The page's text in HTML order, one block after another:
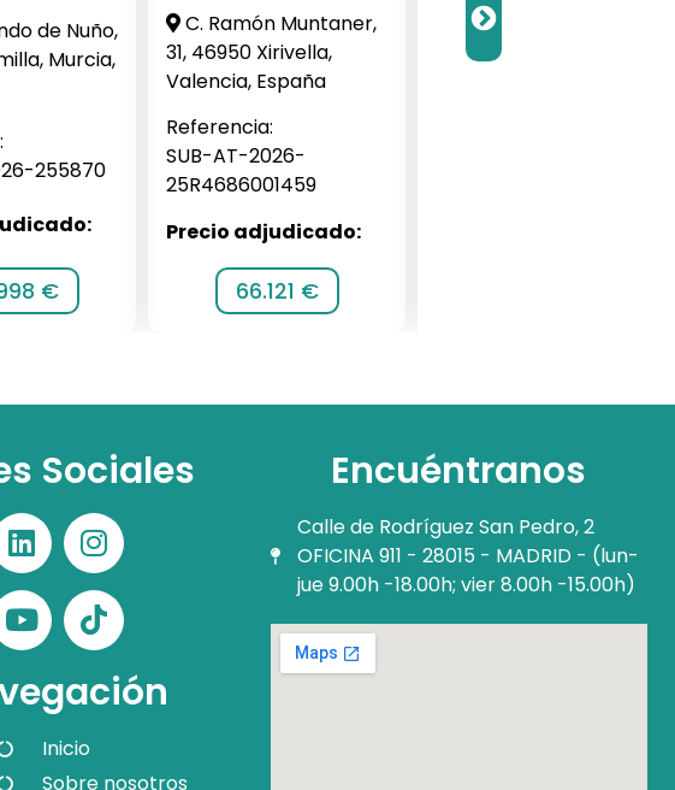
de Nuño,
Murcia,
255870
€
C. Ramón Muntaner,
31, 46950 Xirivella,
Valencia, España
Referencia:
SUB-AT-2026-
25R4686001459
Precio adjudicado:
66.121 €
Barrio Veneziola G, 1,
San Javier, Murcia,
Sociales
Inicio
Sobre nosotros
Encuéntranos
Calle de Rodríguez San Pedro, 2
OFICINA 911 - 28015 - MADRID - (lun-
jue 9.00h -18.00h; vier 8.00h -15.00h)